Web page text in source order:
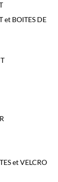
et BOITES DE
et VELCRO
A4 NOIR
SIMILI